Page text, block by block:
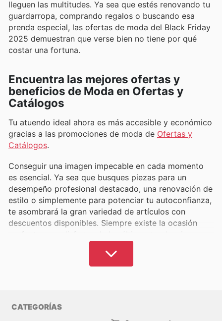
lleguen las multitudes. Ya sea que estés renovando tu
guardarropa, comprando regalos o buscando esa
prenda especial, las ofertas de moda del Black Friday
2025 demuestran que verse bien no tiene por qué
costar una fortuna.
Encuentra las mejores ofertas y
beneficios de Moda en Ofertas y
Catálogos
Tu atuendo ideal ahora es más accesible y económico
gracias a las promociones de moda de Ofertas y
Catálogos.
Conseguir una imagen impecable en cada momento
es esencial. Ya sea que busques piezas para un
desempeño profesional destacado, una renovación de
estilo o simplemente para potenciar tu autoconfianza,
te asombrará la gran variedad de artículos con
descuentos disponibles. Siempre existe la ocasión
encontrarás toda la información relevante sobre las
marcas de moda más codiciadas para mujer y
CATEGORÍAS